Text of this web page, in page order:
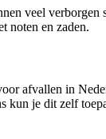
veel
noten en zaden.
afvallen in
je dit zelf